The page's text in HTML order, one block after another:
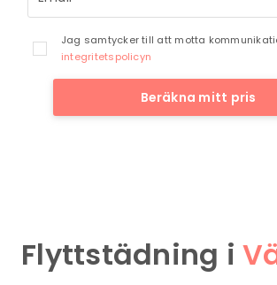
Jag samtycker till att motta
integritetspolicyn
Beräkna mitt pris
Flyttstädning i